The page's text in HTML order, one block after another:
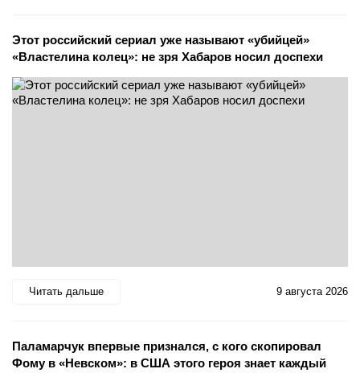
Этот российский сериал уже называют «убийцей»
«Властелина колец»: не зря Хабаров носил доспехи
Читать дальше 9 августа 2026
Паламарчук впервые признался, с кого скопировал
Фому в «Невском»: в США этого героя знает каждый